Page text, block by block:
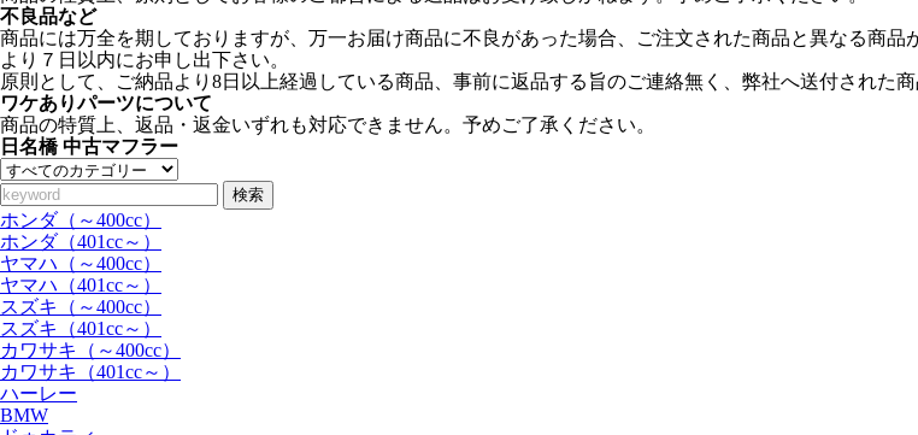
不良品など
商品には万全を期しておりますが、万一お届け商品に不良があった場合、ご注文された商品と異なる商
より７日以内にお申し出下さい。
原則として、ご納品より8日以上経過している商品、事前に返品する旨のご連絡無く、弊社へ送付された
ワケありパーツについて
商品の特質上、返品・返金いずれも対応できません。予めご了承ください。
日名橋 中古マフラー
検索
ホンダ（～400cc）
ホンダ（401cc～）
ヤマハ（～400cc）
ヤマハ（401cc～）
スズキ（～400cc）
スズキ（401cc～）
カワサキ（～400cc）
カワサキ（401cc～）
ハーレー
BMW